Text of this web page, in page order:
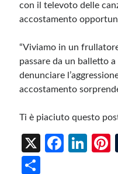
con il televoto delle
accostamento
“Viviamo in un
passare da un balletto
denunciare
accostamento
Ti è piaciuto questo
X
Fa
Li